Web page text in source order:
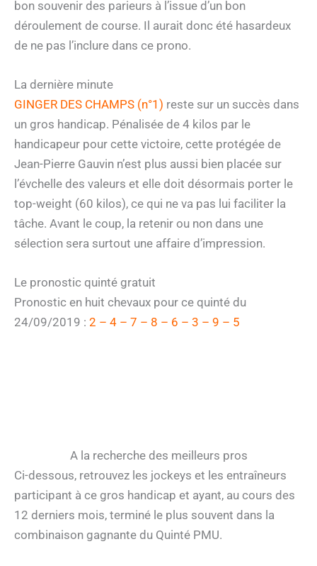
bon souvenir des parieurs à l’issue d’un bon
déroulement de course. Il aurait donc été hasardeux
de ne pas l’inclure dans ce prono.
La dernière minute
GINGER DES CHAMPS (n°1) reste sur un succès dans
un gros handicap. Pénalisée de 4 kilos par le
handicapeur pour cette victoire, cette protégée de
Jean-Pierre Gauvin n’est plus aussi bien placée sur
l’évchelle des valeurs et elle doit désormais porter le
top-weight (60 kilos), ce qui ne va pas lui faciliter la
tâche. Avant le coup, la retenir ou non dans une
sélection sera surtout une affaire d’impression.
Le pronostic quinté gratuit
Pronostic en huit chevaux pour ce quinté du
24/09/2019 : 2 – 4 – 7 – 8 – 6 – 3 – 9 – 5
A la recherche des meilleurs pros
Ci-dessous, retrouvez les jockeys et les entraîneurs
participant à ce gros handicap et ayant, au cours des
12 derniers mois, terminé le plus souvent dans la
combinaison gagnante du Quinté PMU.